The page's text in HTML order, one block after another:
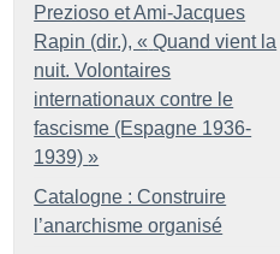
Prezioso et Ami-Jacques
Rapin (dir.), « Quand vient la
nuit. Volontaires
internationaux contre le
fascisme (Espagne 1936-
1939) »
Catalogne : Construire
l’anarchisme organisé